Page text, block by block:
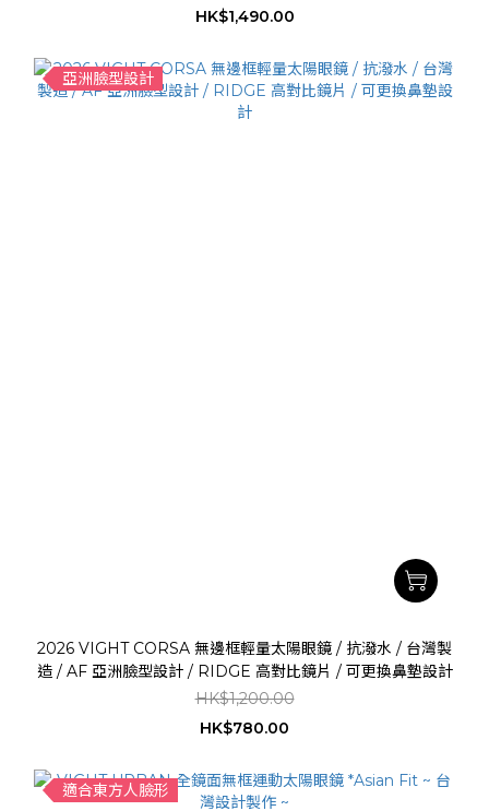
HK$1,490.00
亞洲臉型設計
2026 VIGHT CORSA 無邊框輕量太陽眼鏡 / 抗潑水 / 台灣製
造 / AF 亞洲臉型設計 / RIDGE 高對比鏡片 / 可更換鼻墊設計
HK$1,200.00
HK$780.00
適合東方人臉形